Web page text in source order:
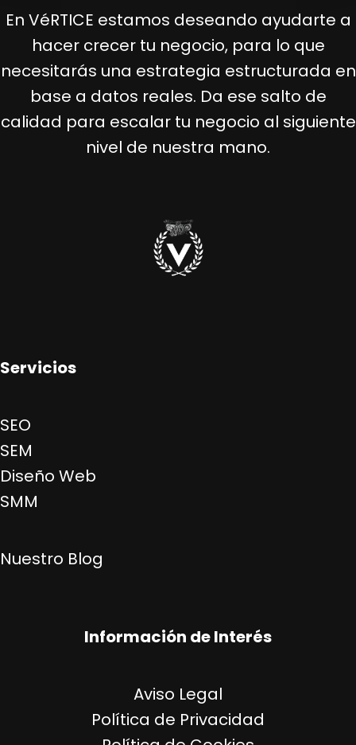
En VéRTICE estamos deseando ayudarte a
hacer crecer tu negocio, para lo que
necesitarás una estrategia estructurada en
base a datos reales. Da ese salto de
calidad para escalar tu negocio al siguiente
nivel de nuestra mano.
Servicios
SEO
SEM
Diseño Web
SMM
Nuestro Blog
Información de Interés
Aviso Legal
Política de Privacidad